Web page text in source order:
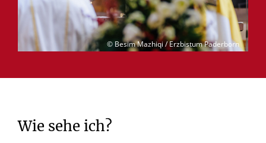
© Besim Mazhiqi / Erzbistum Paderborn
Wie sehe ich?